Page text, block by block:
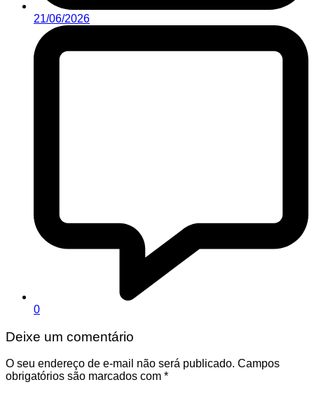
21/06/2026
0
Deixe um comentário
O seu endereço de e-mail não será publicado. Campos
obrigatórios são marcados com *